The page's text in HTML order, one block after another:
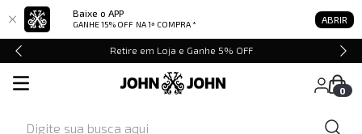
Baixe o APP
GANHE 15% OFF NA 1ª COMPRA * ABRIR
Retire em Loja e Ganhe 5% OFF
0